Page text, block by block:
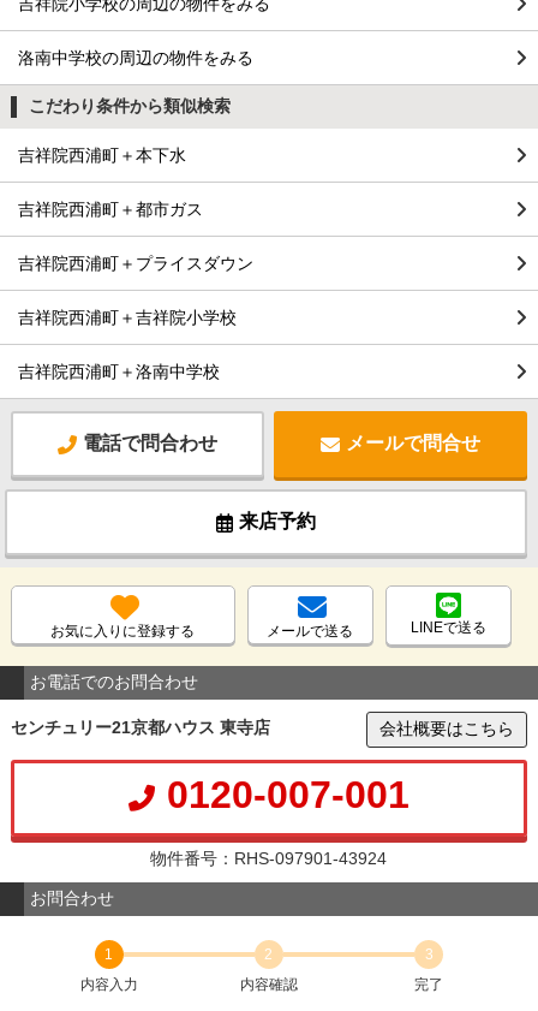
洛南中学校の周辺の物件をみる
こだわり条件から類似検索
吉祥院西浦町＋本下水
吉祥院西浦町＋都市ガス
吉祥院西浦町＋プライスダウン
吉祥院西浦町＋吉祥院小学校
吉祥院西浦町＋洛南中学校
電話で問合わせ メールで問合せ
来店予約
お気に入りに登録する メールで送る LINEで送る
お電話でのお問合わせ
センチュリー21京都ハウス 東寺店 会社概要はこちら
0120-007-001
物件番号：RHS-097901-43924
お問合わせ
1
内容入力
2
内容確認
3
完了